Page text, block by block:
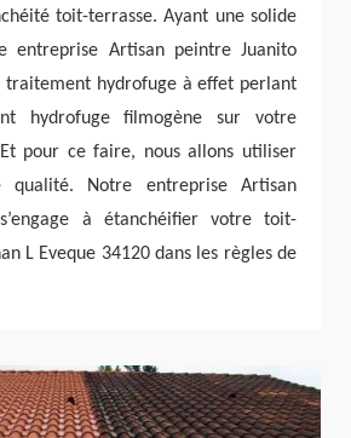
toit-terrasse. Ayant une solide
entreprise Artisan peintre Juanito
traitement hydrofuge à effet perlant
hydrofuge filmogène sur votre
pour ce faire, nous allons utiliser
qualité. Notre entreprise Artisan
à étanchéifier votre toit-
L Eveque 34120 dans les règles de